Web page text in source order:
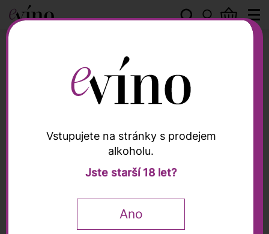
Auriga Pinot Noir/
Nebbiolo 830 ml
Vstupujete na stránky s prodejem
alkoholu.
Jste starší 18 let?
Ano